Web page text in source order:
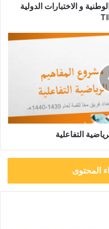
و الاختبارات الدولية
التفاعلية
المحتوى